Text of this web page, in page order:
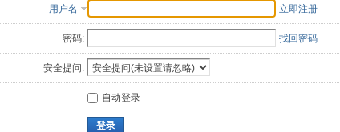
用户名 立即注册
密码: 找回密码
安全提问:
自动登录
登录